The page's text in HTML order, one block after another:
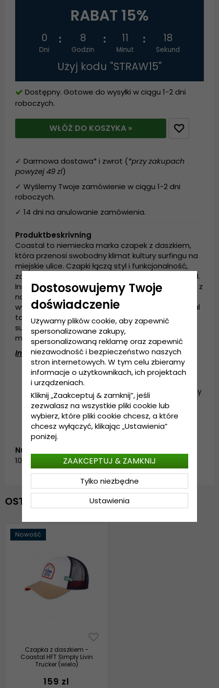
RABAT 15%
0
Dni
8
Godzin
11
Minut
18
Sekund
Użyj kodu "STRAW15"
Dostępny. Gotowe do wysyłki w ciągu 1-2 dni
roboczych.
WŁÓŻ DO KOSZYKA »
✓ Darmowa dostawa* i zwrot (*przy zakupach
powyżej 49 zl)
✓ Wyślemy Twoje zamówienie w ciągu 1-2 dni
roboczych.
✓ 14 dni na anulowanie zamówienia.
Produktbeskrivning
Coastal to niemiecka marka czapek z daszkiem,
która przenosi swobodny klimat kultury surfingu na
miejskie ulice. Czapki łączą styl i funkcjonalność,
zapewniając zarówno ochronę, jak i modny wygląd.
Inspirowane nadmorskim stylem życia i połączone z
nowoczesnymi trendami tworzą unikalną i
wyrazistą estetykę. Krótko mówiąc, czapki Coastal
to must-have dla wszystkich, którzy kochają
surfowy klimat i chcą przenieść odrobinę plaży do
miasta.
Informacje szczegółowe:
Regulacja z tyłu czapki
Skład: 60% bawełna, 40% poliester
Informacje o rozmiarze
: Rozmiar uniwersalny
- pasuje do większości.
Numer artykułu:
1004584.Navy/White/Beige
OSTATNIO OGLĄDANE
Nowość
Czapka z daszkiem -
Coastal HFT Simply Livin
Trucker (wielo)
159 zl
Dostosowujemy Twoje
doświadczenie
Używamy plików cookie, aby zapewnić
spersonalizowane zakupy,
spersonalizowaną reklamę oraz zapewnić
niezawodność i bezpieczeństwo naszych
stron internetowych. W tym celu zbieramy
informacje o użytkownikach, ich projektach
i urządzeniach.
Kliknij „Zaakceptuj & zamknij”, jeśli
zezwalasz na wszystkie pliki cookie lub
wybierz, które pliki cookie chcesz, a które
chcesz wyłączyć, klikając „Ustawienia”
poniżej.
Ustawienia
Tylko niezbędne
ZAAKCEPTUJ & ZAMKNIJ